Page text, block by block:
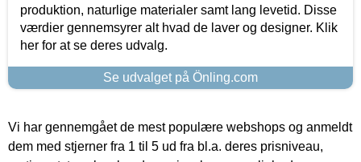
produktion, naturlige materialer samt lang levetid. Disse
værdier gennemsyrer alt hvad de laver og designer. Klik
her for at se deres udvalg.
Se udvalget på Önling.com
Vi har gennemgået de mest populære webshops og anmeldt
dem med stjerner fra 1 til 5 ud fra bl.a. deres prisniveau,